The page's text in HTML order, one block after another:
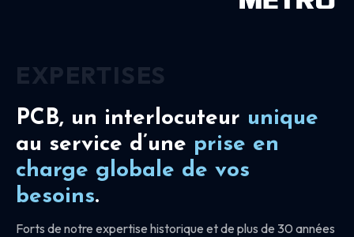
PCB, un interlocuteur unique
au service d’une prise en
charge globale de vos
besoins.
Forts de notre expertise historique et de plus de 30 années
EXPERTISES